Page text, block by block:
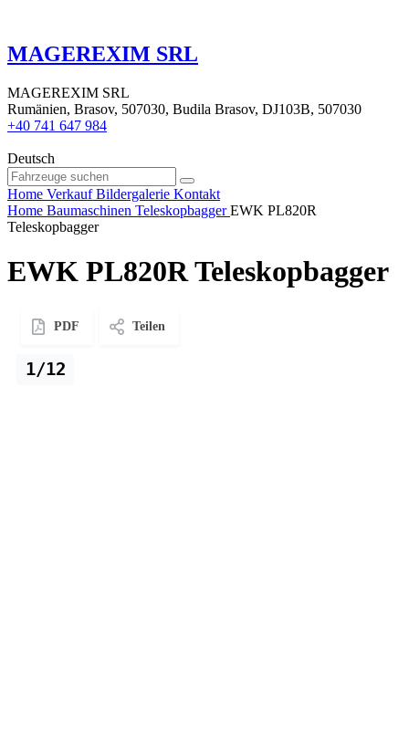
MAGEREXIM SRL
MAGEREXIM SRL
Rumänien, Brasov, 507030, Budila Brasov, DJ103B, 507030
+40 741 647 984
Deutsch
Home Verkauf Bildergalerie Kontakt
Home Baumaschinen Teleskopbagger EWK PL820R
Teleskopbagger
EWK PL820R Teleskopbagger
PDF Teilen
1/12